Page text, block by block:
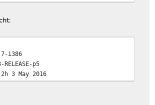
Ethernet autoselect (100baseTX <full-
metric 0 mtu 33184
metric 0 mtu 1500
metric 0 mtu 1536
metric
i386
p5
3 May 2016